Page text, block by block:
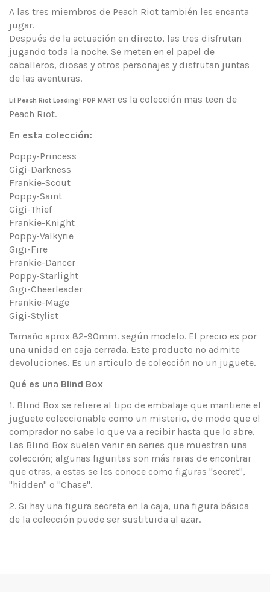
A las tres miembros de Peach Riot también les encanta
jugar.
Después de la actuación en directo, las tres disfrutan
jugando toda la noche. Se meten en el papel de
caballeros, diosas y otros personajes y disfrutan juntas
de las aventuras.
Lil Peach Riot Loading! POP MARTes la colección mas teen de
Peach Riot.
En esta colección:
Poppy-Princess
Gigi-Darkness
Frankie-Scout
Poppy-Saint
Gigi-Thief
Frankie-Knight
Poppy-Valkyrie
Gigi-Fire
Frankie-Dancer
Poppy-Starlight
Gigi-Cheerleader
Frankie-Mage
Gigi-Stylist
Tamaño aprox 82-90mm. según modelo. El precio es por
una unidad en caja cerrada. Este producto no admite
devoluciones. Es un articulo de colección no un juguete.
Qué es una Blind Box
1. Blind Box se refiere al tipo de embalaje que mantiene el
juguete coleccionable como un misterio, de modo que el
comprador no sabe lo que va a recibir hasta que lo abre.
Las Blind Box suelen venir en series que muestran una
colección; algunas figuritas son más raras de encontrar
que otras, a estas se les conoce como figuras "secret",
"hidden" o "Chase".
2. Si hay una figura secreta en la caja, una figura básica
de la colección puede ser sustituida al azar.